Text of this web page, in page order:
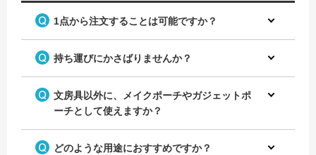
1点から注文することは可能ですか？
持ち運びにかさばりませんか？
文房具以外に、メイクポーチやガジェットポ
ーチとして使えますか？
どのような用途におすすめですか？